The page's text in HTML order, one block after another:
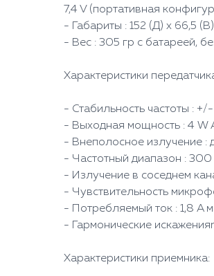
7,4 V (портативная
- Габариты : 152 (Д) x 66,5
- Вес : 305 гр с батареей,
Характеристики
- Стабильность частоты :
- Выходная мощность : 4 W
- Внеполосное излучение :
- Частотный диапазон : 300
- Излучение в соседнем
- Чувствительность
- Потребляемый ток : 1,8 A
- Гармонические
Характеристики приемника: